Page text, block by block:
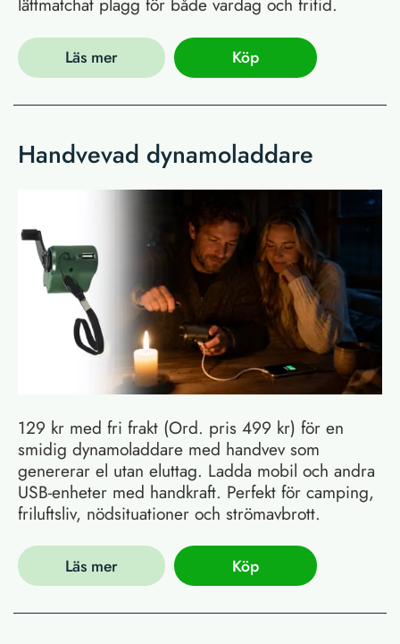
Läs mer Köp
Handvevad dynamoladdare
129 kr med fri frakt (Ord. pris 499 kr) för en
smidig dynamoladdare med handvev som
genererar el utan eluttag. Ladda mobil och andra
USB-enheter med handkraft. Perfekt för camping,
friluftsliv, nödsituationer och strömavbrott.
Läs mer Köp